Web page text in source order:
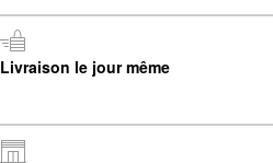
Livraison le jour même